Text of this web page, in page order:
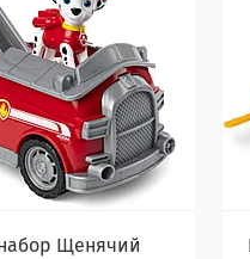
Щенячий